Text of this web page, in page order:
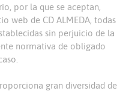
por la que se aceptan,
web de CD ALMEDA, todas
sin perjuicio de la
normativa de obligado
gran diversidad de